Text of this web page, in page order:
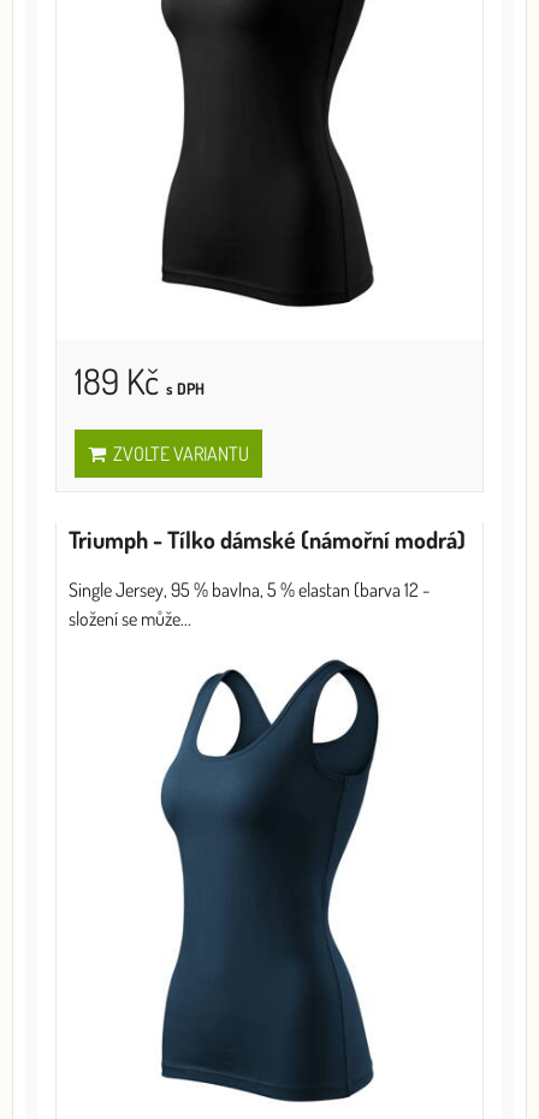
189 Kč s DPH
ZVOLTE VARIANTU
Triumph - Tílko dámské (námořní modrá)
Single Jersey, 95 % bavlna, 5 % elastan (barva 12 -
složení se může...